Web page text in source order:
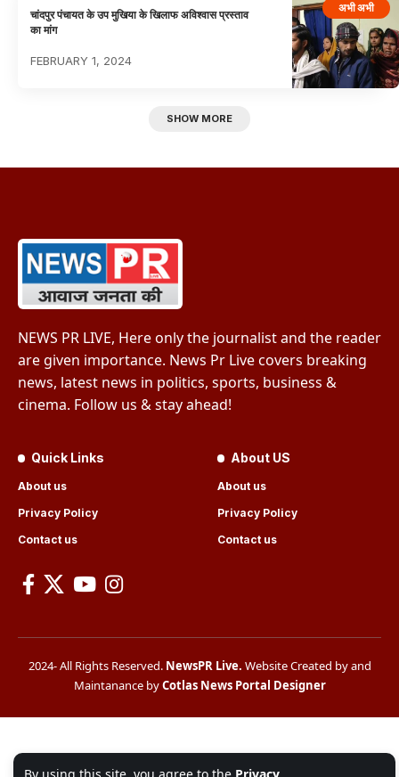
अभी अभी
चांदपुर पंचायत के उप मुखिया के खिलाफ अविश्वास प्रस्ताव
का मांग
FEBRUARY 1, 2024
SHOW MORE
NEWS PR LIVE, Here only the journalist and the reader
are given importance. News Pr Live covers breaking
news, latest news in politics, sports, business &
cinema. Follow us & stay ahead!
Quick Links
About us
Privacy Policy
Contact us
About US
About us
Privacy Policy
Contact us
2024- All Rights Reserved. NewsPR Live. Website Created by and
Maintanance byCotlas News Portal Designer